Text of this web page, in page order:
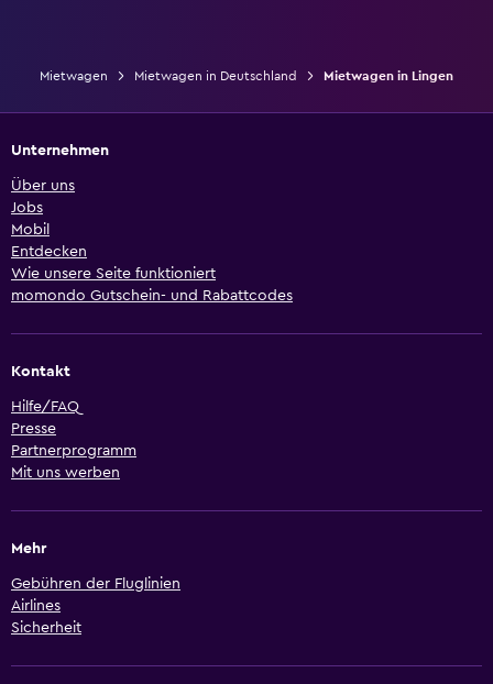
Mietwagen Mietwagen in Deutschland Mietwagen in Lingen
Unternehmen
Über uns
Jobs
Mobil
Entdecken
Wie unsere Seite funktioniert
momondo Gutschein- und Rabattcodes
Kontakt
Hilfe/FAQ
Presse
Partnerprogramm
Mit uns werben
Mehr
Gebühren der Fluglinien
Airlines
Sicherheit